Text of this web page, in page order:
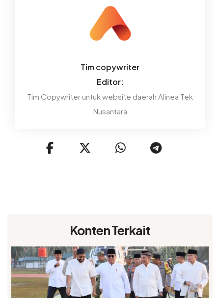
Tim copywriter
Editor:
Tim Copywriter untuk website daerah Alinea Tek
Nusantara
Konten Terkait